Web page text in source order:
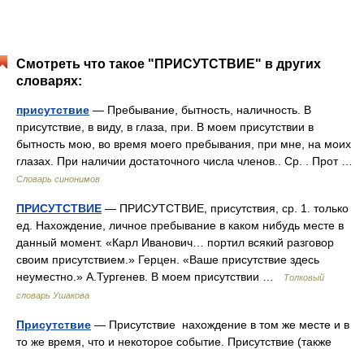
Смотреть что такое "ПРИСУТСТВИЕ" в других
словарях:
присутствие — Пребывание, бытность, наличность. В
присутствие, в виду, в глаза, при. В моем присутствии в
бытность мою, во время моего пребывания, при мне, на моих
глазах. При наличии достаточного числа членов.. Ср. . Прот …
Словарь синонимов
ПРИСУТСТВИЕ — ПРИСУТСТВИЕ, присутствия, ср. 1. только
ед. Нахождение, личное пребывание в каком нибудь месте в
данный момент. «Карл Иванович… портил всякий разговор
своим присутствием.» Герцен. «Ваше присутствие здесь
неуместно.» А.Тургенев. В моем присутствии …
Толковый
словарь Ушакова
Присутствие — Присутствие нахождение в том же месте и в
то же время, что и некоторое событие. Присутствие (также